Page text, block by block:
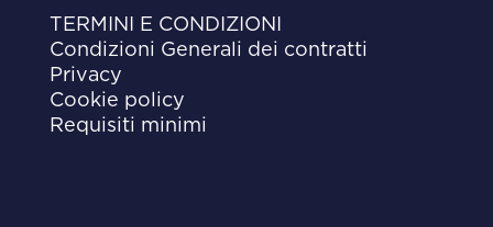
TERMINI E CONDIZIONI
Condizioni Generali dei contratti
Privacy
Cookie policy
Requisiti minimi